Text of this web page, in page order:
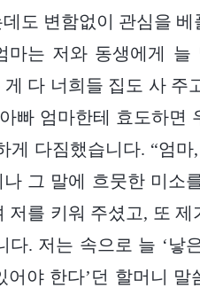
도 변함없이 관심을 베
는 저와 동생에게 늘
다 너희들 집도 사 주
빠 엄마한테 효도하면
다짐했습니다. “엄
그 말에 흐뭇한 미소
를 키워 주셨고, 또 제
. 저는 속으로 늘 ‘낳
야 한다’던 할머니 말